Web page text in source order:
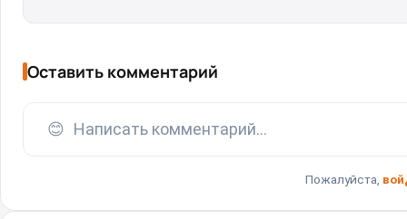
Оставить комментарий
😊 Написать комментарий...
Пожалуйста,